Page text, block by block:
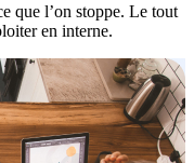
que l’on stoppe. Le tout
en interne.